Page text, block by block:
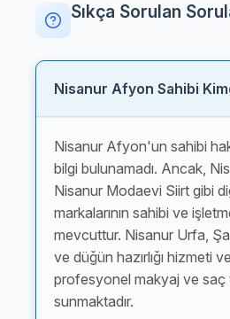
Sıkça Sorulan
Nisanur Afyon Sahibi
Nisanur Afyon'un sahibi
bilgi bulunamadı. Ancak,
Nisanur Modaevi Siirt gibi
markalarının sahibi ve
mevcuttur. Nisanur Urfa,
ve düğün hazırlığı hizmeti
profesyonel makyaj ve saç
sunmaktadır.